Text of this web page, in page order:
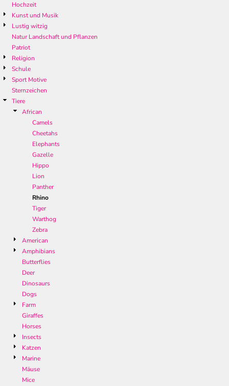
Hochzeit
Kunst und Musik
Lustig witzig
Natur Landschaft und Pflanzen
Patriot
Religion
Schule
Sport Motive
Sternzeichen
Tiere
African
Camels
Cheetahs
Elephants
Gazelle
Hippo
Lion
Panther
Rhino
Tiger
Warthog
Zebra
American
Amphibians
Butterflies
Deer
Dinosaurs
Dogs
Farm
Giraffes
Horses
Insects
Katzen
Marine
Mäuse
Mice